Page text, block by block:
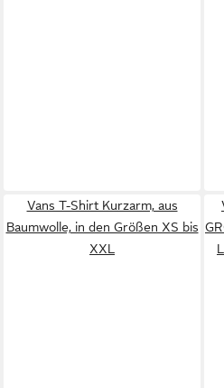
Vans T-Shirt Kurzarm, aus
Baumwolle, in den Größen XS bis
XXL